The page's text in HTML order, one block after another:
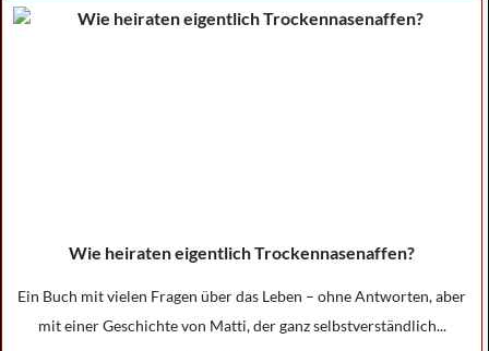
Wie heiraten eigentlich Trockennasenaffen?
Ein Buch mit vielen Fragen über das Leben – ohne Antworten, aber
mit einer Geschichte von Matti, der ganz selbstverständlich...